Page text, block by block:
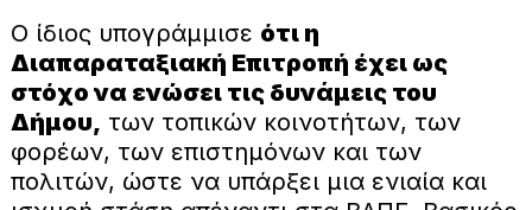
Ο ίδιος υπογράμμισε ότι η
Διαπαραταξιακή Επιτροπή έχει ως
στόχο να ενώσει τις δυνάμεις του
Δήμου, των τοπικών κοινοτήτων, των
φορέων, των επιστημόνων και των
πολιτών, ώστε να υπάρξει μια ενιαία και